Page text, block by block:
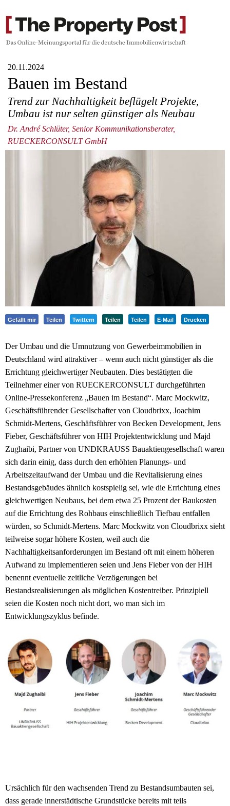
20.11.2024
Bauen im Bestand
Trend zur Nachhaltigkeit beflügelt Projekte,
Umbau ist nur selten günstiger als Neubau
Dr. André Schlüter, Senior Kommunikationsberater,
RUECKERCONSULT GmbH
Gefällt mir Teilen Twittern Teilen Teilen E-Mail Drucken
Der Umbau und die Umnutzung von Gewerbeimmobilien in
Deutschland wird attraktiver – wenn auch nicht günstiger als die
Errichtung gleichwertiger Neubauten. Dies bestätigten die
Teilnehmer einer von RUECKERCONSULT durchgeführten
Online-Pressekonferenz „Bauen im Bestand“. Marc Mockwitz,
Geschäftsführender Gesellschafter von Cloudbrixx, Joachim
Schmidt-Mertens, Geschäftsführer von Becken Development, Jens
Fieber, Geschäftsführer von HIH Projektentwicklung und Majd
Zughaibi, Partner von UNDKRAUSS Bauaktiengesellschaft waren
sich darin einig, dass durch den erhöhten Planungs- und
Arbeitszeitaufwand der Umbau und die Revitalisierung eines
Bestandsgebäudes ähnlich kostspielig sei, wie die Errichtung eines
gleichwertigen Neubaus, bei dem etwa 25 Prozent der Baukosten
auf die Errichtung des Rohbaus einschließlich Tiefbau entfallen
würden, so Schmidt-Mertens. Marc Mockwitz von Cloudbrixx sieht
teilweise sogar höhere Kosten, weil auch die
Nachhaltigkeitsanforderungen im Bestand oft mit einem höheren
Aufwand zu implementieren seien und Jens Fieber von der HIH
benennt eventuelle zeitliche Verzögerungen bei
Bestandsrealisierungen als möglichen Kostentreiber. Prinzipiell
seien die Kosten noch nicht dort, wo man sich im
Entwicklungszyklus befinde.
Ursächlich für den wachsenden Trend zu Bestandsumbauten sei,
dass gerade innerstädtische Grundstücke bereits mit teils